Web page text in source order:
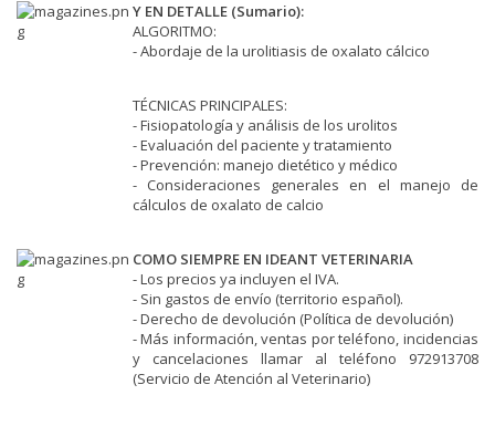
Y EN DETALLE (Sumario):
ALGORITMO:
-Abordaje de la urolitiasis de oxalato cálcico
TÉCNICAS PRINCIPALES:
-Fisiopatología y análisis de los urolitos
- Evaluación del paciente y tratamiento
- Prevención: manejo dietético y médico
- Consideraciones generales en el manejo de
cálculos de oxalato de calcio
COMO SIEMPRE EN IDEANT VETERINARIA
- Los precios ya incluyen el IVA.
- Sin gastos de envío (territorio español).
- Derecho de devolución (Política de devolución)
- Más información, ventas por teléfono, incidencias
y cancelaciones llamar al teléfono 972913708
(Servicio de Atención al Veterinario)